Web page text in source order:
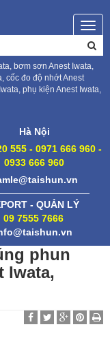
bơm sơn Anest Iwata,
cốc đo độ nhớt Anest
phụ kiện Anest Iwata,
Hà Nội
555 - 0971 666 960 -
0933 666 960
- QUẢN LÝ
09 7555 7666
phun
Iwata,